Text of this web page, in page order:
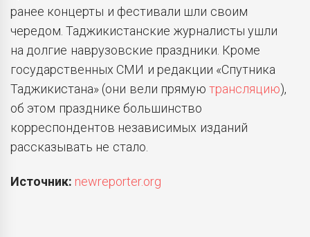
ранее концерты и фестивали шли своим
чередом. Таджикистанские журналисты ушли
на долгие наврузовские праздники. Кроме
государственных СМИ и редакции «Спутника
Таджикистана» (они вели прямуютрансляцию),
об этом празднике большинство
корреспондентов независимых изданий
рассказывать не стало.
Источник: newreporter.org